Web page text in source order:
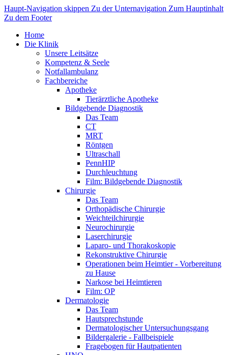
Haupt-Navigation skippen Zu der Unternavigation Zum Hauptinhalt
Zu dem Footer
Home
Die Klinik
Unsere Leitsätze
Kompetenz & Seele
Notfallambulanz
Fachbereiche
Apotheke
Tierärztliche Apotheke
Bildgebende Diagnostik
Das Team
CT
MRT
Röntgen
Ultraschall
PennHIP
Durchleuchtung
Film: Bildgebende Diagnostik
Chirurgie
Das Team
Orthopädische Chirurgie
Weichteilchirurgie
Neurochirurgie
Laserchirurgie
Laparo- und Thorakoskopie
Rekonstruktive Chirurgie
Operationen beim Heimtier - Vorbereitung
zu Hause
Narkose bei Heimtieren
Film: OP
Dermatologie
Das Team
Hautsprechstunde
Dermatologischer Untersuchungsgang
Bildergalerie - Fallbeispiele
Fragebogen für Hautpatienten